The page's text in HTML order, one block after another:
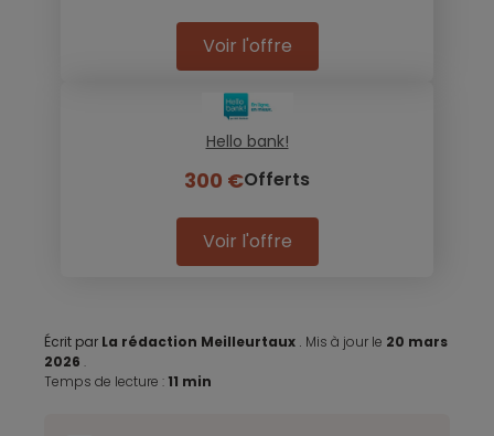
Voir l'offre
Hello bank!
300 €Offerts
Voir l'offre
Écrit par La rédaction Meilleurtaux . Mis à jour le 20 mars
2026 .
Temps de lecture : 11 min